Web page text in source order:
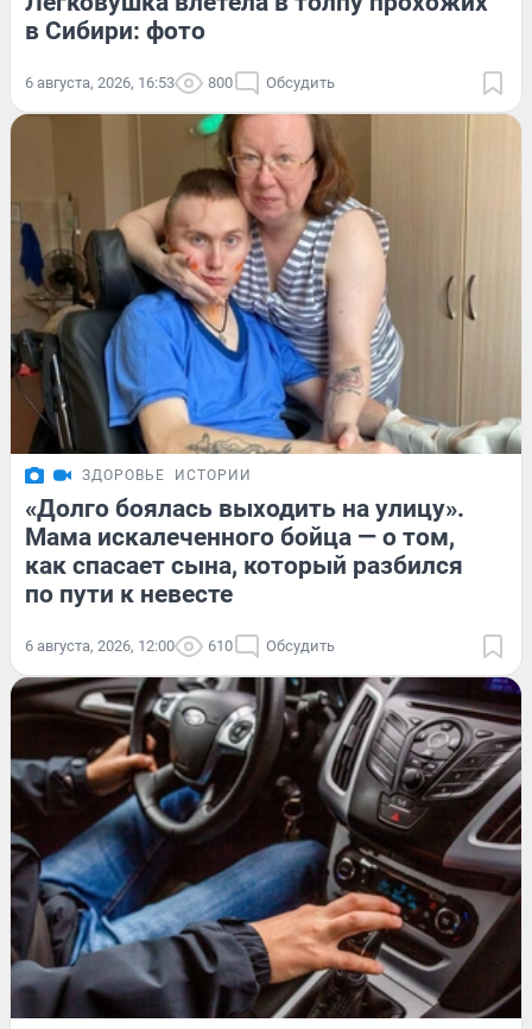
в Сибири: фото
6 августа, 2026, 16:53 800 Обсудить
ЗДОРОВЬЕ ИСТОРИИ
«Долго боялась выходить на улицу».
Мама искалеченного бойца — о том,
как спасает сына, который разбился
по пути к невесте
6 августа, 2026, 12:00 610 Обсудить